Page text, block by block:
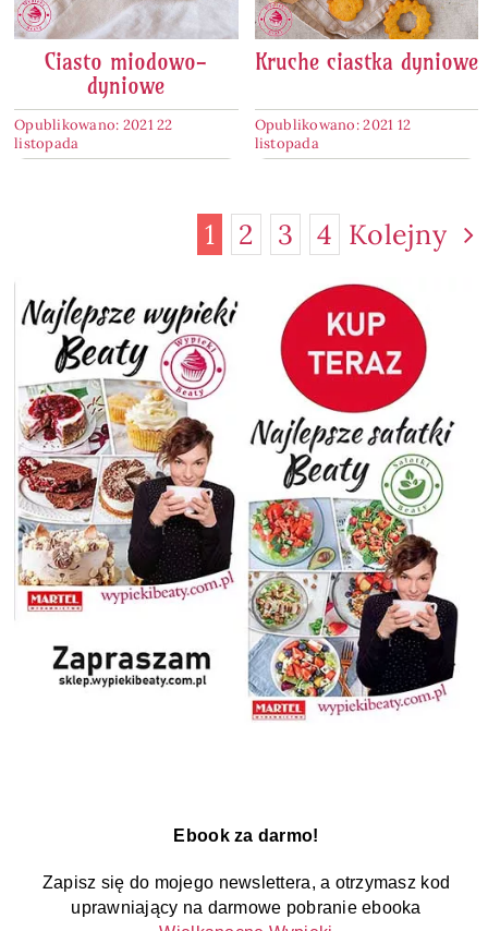
Ebook za darmo!
Zapisz się do mojego newslettera, a otrzymasz kod
uprawniający na darmowe pobranie ebooka
Ciasto miodowo-
dyniowe
Opublikowano: 2021 22
listopada
Kruche ciastka dyniowe
Opublikowano: 2021 12
listopada
1 2 3 4 Kolejny